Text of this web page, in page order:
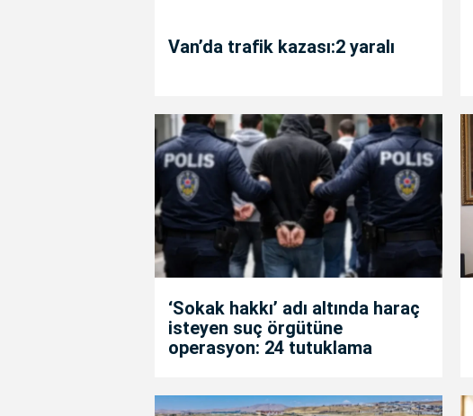
Van’da trafik kazası:2 yaralı
‘Sokak hakkı’ adı altında haraç
isteyen suç örgütüne
operasyon: 24 tutuklama